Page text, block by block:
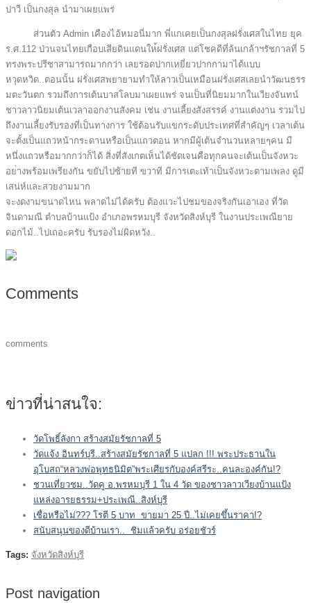
ปาวี เป็นกงสุล นำมาเผยแพร่
ส่วนตัว Admin เคืองไอ้หมอนี่มาก พี่แกเคยเป็นกงสุลฝรั่งเศสในไทย ยุค
ร.ศ.112 ป่วนจนไทยเกือบเสียดินแดนให้ฝรั่งเศส แต่โชคดีที่ล้นเกล้าฯรัชกาลที่ 5
ทรงพระปรีชาสามารถมากกว่า เลยรอดปากเหยี่ยวปากกามาได้แบบ
หวุดหวิด..ตอนนั้น ฝรั่งเศสพยายามทำให้ลาวเป็นเหมือนฝรั่งเศสเลยนำวัฒนธรร
มตะวันตก รวมถึงการเต้นบาสโลบมาเผยแพร่ จนเป็นที่นิยมมากในเวียงจันทน์
ชาวลาวนิยมเต้นเวลาออกงานสังคม เช่น งานเลี้ยงสังสรรค์ งานแต่งงาน รวมไป
ถึงงานเลี้ยงรับรองที่เป็นทางการ ใช้ต้อนรับแขกระดับประเทศที่สำคัญๆ เวลาเต้น
จะตั้งเป็นแถวหน้ากระดานหรือเป็นแถวตอน หากมีผู้เต้นจำนวนหลายๆคน มี
หนึ่งแถวหรือมากกว่าก็ได้ สิ่งที่สังเกตเห็นได้ชัดเจนคือทุกคนจะเต้นเป็นจังหวะ
อย่างพร้อมเพรียงกัน ขยับไปซ้ายที ขวาที มีการเตะเท้าเป็นจังหวะตามเพลง ดูมี
เสน่ห์และสวยงามมาก
จะงดงามขนาดไหน พลาดไม่ได้ครับ ต้องแวะไปชมของจริงกันเอาเอง ที่วัด
จินดามณี ตำบลบ้านแป้ง อำเภอพรหมบุรี จังหวัดสิงห์บุรี ในงานประเพณียาย
ดอกไม้..ไปเถอะครับ รับรองไม่ผิดหวัง..
Comments
comments
ข่าวที่น่าสนใจ:
วัดโพธิ์ลังกา สร้างสมัยรัชกาลที่ 5
วัดแจ้ง อินทร์บุรี..สร้างสมัยรัชกาลที่ 5 แปลก !!! พระประธานใน
อุโบสถ“หลวงพ่อพุทธนิมิต”พระเศียรกับองค์สรีระ..คนละองค์กัน!?
ชวนเที่ยวชม..วัดคู อ.พรหมบุรี 1 ใน 4 วัด ของชาวลาวเวียงบ้านแป้ง
แหล่งอารยธรรม+ประเพณี..สิงห์บุรี
เชื่อหรือไม่??? โรตี 5 บาท ขายมา 25 ปี..ไม่เคยขึ้นราคา!?
สนับสนุนของดีบ้านเรา.. ชิมแล้วครับ อร่อยชัวร์
Tags: จังหวัดสิงห์บุรี
Post navigation